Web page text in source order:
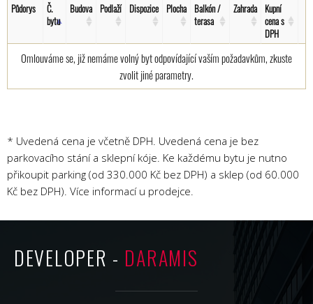
Půdorys
Č.
bytu
Budova Podlaží Dispozice Plocha Balkón /
terasa
Zahrada Kupní
cena s
DPH
Omlouváme se, již nemáme volný byt odpovídající vaším požadavkům, zkuste
zvolit jiné parametry.
* Uvedená cena je včetně DPH. Uvedená cena je bez
parkovacího stání a sklepní kóje. Ke každému bytu je nutno
přikoupit parking (od 330.000 Kč bez DPH) a sklep (od 60.000
Kč bez DPH). Více informací u prodejce.
DEVELOPER - DARAMIS